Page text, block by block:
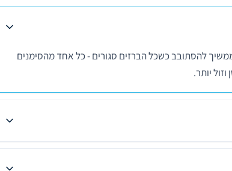
להסתובב כשכל הברזים סגורים - כל אחד מהסימנים
יותר.